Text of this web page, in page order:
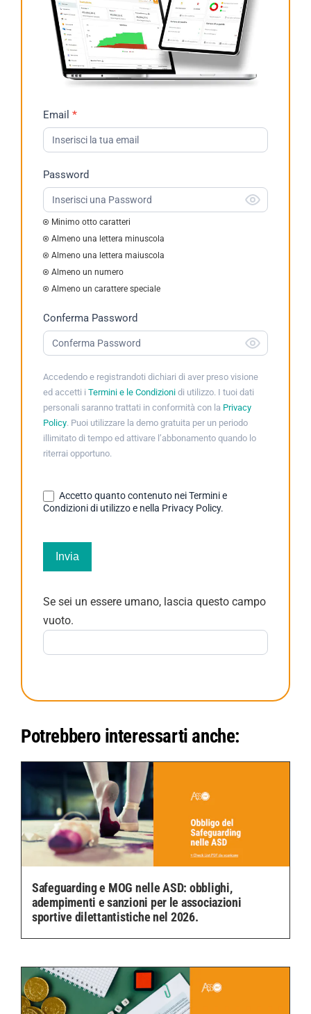
Richiesta
Demo
2023
Email *
Password
Minimo otto caratteri
Almeno una lettera minuscola
Almeno una lettera maiuscola
Almeno un numero
Almeno un carattere speciale
Conferma Password
Accedendo e registrandoti dichiari di aver preso visione
ed accetti i Termini e le Condizionidi utilizzo. I tuoi dati
personali saranno trattati in conformità con la Privacy
Policy. Puoi utilizzare la demo gratuita per un periodo
illimitato di tempo ed attivare l’abbonamento quando lo
riterrai opportuno.
Accetto quanto contenuto nei Termini e
Condizioni di utilizzo e nella Privacy Policy.
Invia
Se sei un essere umano, lascia questo campo
vuoto.
Potrebbero interessarti anche:
Safeguarding e MOG nelle ASD: obblighi,
adempimenti e sanzioni per le associazioni
sportive dilettantistiche nel 2026.